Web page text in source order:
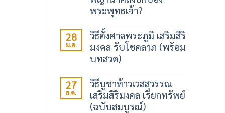
พระพุทธเจ้า?
28
ม.ค.
วิธีตั้งศาลพระภูมิ เสริมสิริ
มงคล รับโชคลาภ (พร้อม
บทสวด)
27
ธ.ค.
วิธีบูชาท้าวเวสสุวรรณ
เสริมสิริมงคล เรียกทรัพย์
(ฉบับสมบูรณ์)